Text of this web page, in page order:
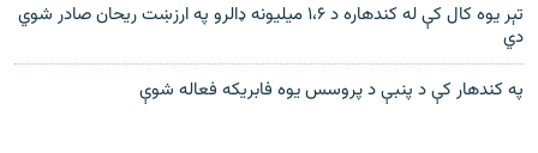
تېر يوه کال کې له کندهاره د ۱،۶ ميليونه ډالرو په ارزښت ريحان صادر شوي
دي
په کندهار کې د پنبې د پروسس یوه فابریکه فعاله شوې